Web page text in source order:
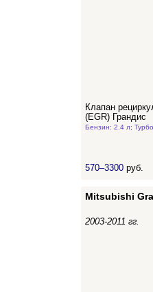
Клапан
(EGR) Грандис
Бензин: 2.4 л;
570–3300 руб.
Mitsubishi
2003-2011 гг.